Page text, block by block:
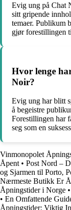
Evig ung på Chat
sitt gripende
temaer. Publikum
gjør forestillingen
Hvor lenge
Noir?
Evig ung har blitt
å begeistre
Forestillingen har
seg som en
Vinmonopolet
Åpent • Post Nord –
og Sjarmen til Porto,
Nærmeste Butikk Er
Åpningstider i Norge •
• En Omfattende
Åpningstider: Viktig